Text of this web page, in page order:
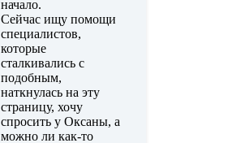
начало.
Сейчас ищу помощи
специалистов,
которые
сталкивались с
подобным,
наткнулась на эту
страницу, хочу
спросить у Оксаны, а
можно ли как-то